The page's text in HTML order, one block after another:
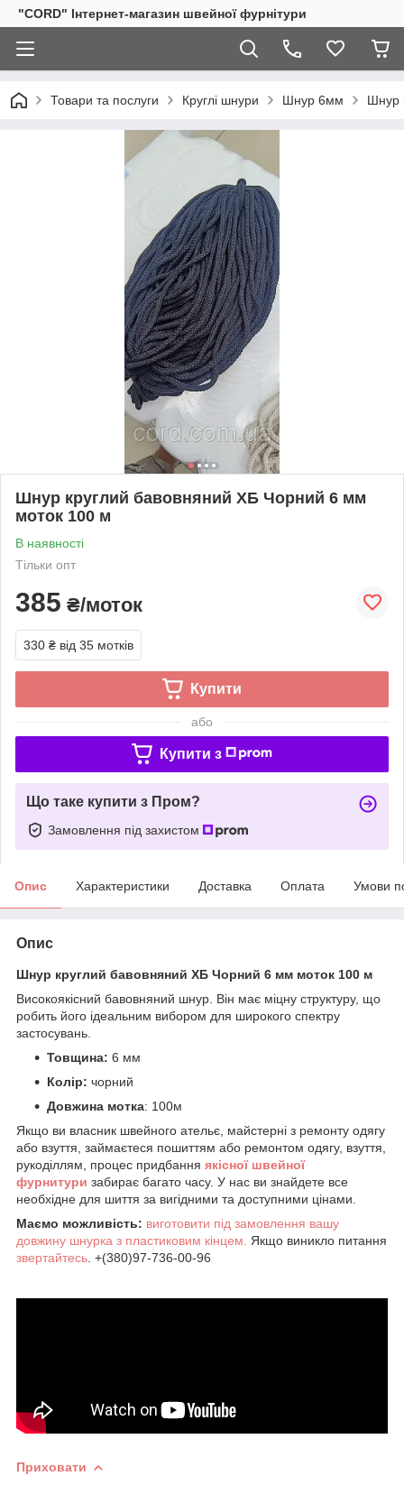
"CORD" Інтернет-магазин швейної фурнітури
Товари та послуги Круглі шнури Шнур 6мм Шнур
Шнур круглий бавовняний ХБ Чорний 6 мм
моток 100 м
В наявності
Тільки опт
385 ₴/моток
330 ₴ від 35 мотків
Купити
або
Купити з
Що таке купити з Пром?
Замовлення під захистом
Опис Характеристики Доставка Оплата Умови
Опис
Шнур круглий бавовняний ХБ Чорний 6 мм моток 100 м
Високоякісний бавовняний шнур. Він має міцну структуру, що
робить його ідеальним вибором для широкого спектру
застосувань.
Товщина: 6 мм
Колір: чорний
Довжина мотка: 100м
Якщо ви власник швейного ательє, майстерні з ремонту одягу
або взуття, займаєтеся пошиттям або ремонтом одягу, взуття,
рукоділлям, процес придбання якісної швейної
фурнитури забирає багато часу. У нас ви знайдете все
необхідне для шиття за вигідними та доступними цінами.
Маємо можливість: виготовити під замовлення вашу
довжину шнурка з пластиковим кінцем.
Якщо виникло питання
звертайтесь . +(380)97-736-00-96
Приховати